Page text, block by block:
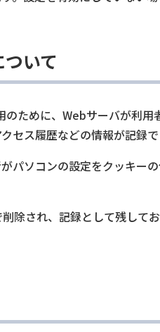
いて
ために、Webサーバが利
セス履歴などの情報が記録で
パソコンの設定をクッキ
除され、記録として残し